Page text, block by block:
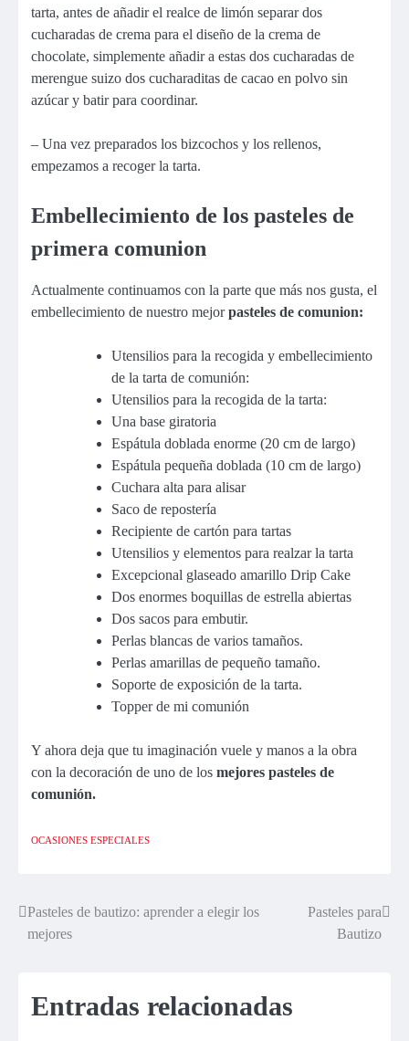
tarta, antes de añadir el realce de limón separar dos
cucharadas de crema para el diseño de la crema de
chocolate, simplemente añadir a estas dos cucharadas de
merengue suizo dos cucharaditas de cacao en polvo sin
azúcar y batir para coordinar.
– Una vez preparados los bizcochos y los rellenos,
empezamos a recoger la tarta.
Embellecimiento de los pasteles de
primera comunion
Actualmente continuamos con la parte que más nos gusta, el
embellecimiento de nuestro mejorpasteles de comunion:
Utensilios para la recogida y embellecimiento
de la tarta de comunión:
Utensilios para la recogida de la tarta:
Una base giratoria
Espátula doblada enorme (20 cm de largo)
Espátula pequeña doblada (10 cm de largo)
Cuchara alta para alisar
Saco de repostería
Recipiente de cartón para tartas
Utensilios y elementos para realzar la tarta
Excepcional glaseado amarillo Drip Cake
Dos enormes boquillas de estrella abiertas
Dos sacos para embutir.
Perlas blancas de varios tamaños.
Perlas amarillas de pequeño tamaño.
Soporte de exposición de la tarta.
Topper de mi comunión
Y ahora deja que tu imaginación vuele y manos a la obra
con la decoración de uno de los mejores pasteles de
comunión.
OCASIONES ESPECIALES
Navegación
Pasteles de bautizo: aprender a elegir los
mejores
Pasteles para
Bautizo
Entradas relacionadas